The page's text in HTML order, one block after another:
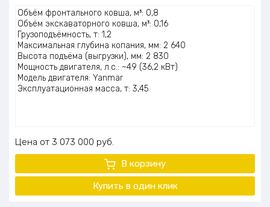
Оценка
5.00из 5
Объём фронтального ковша, м³: 0,8
Объём экскаваторного ковша, м³: 0,16
Грузоподъёмность, т: 1,2
Максимальная глубина копания, мм: 2 640
Высота подъёма (выгрузки), мм: 2 830
Мощность двигателя, л.с.: ~49 (36,2 кВт)
Модель двигателя: Yanmar
Эксплуатационная масса, т: 3,45
Цена 3 073 000 руб.
В корзину
Купить в один клик